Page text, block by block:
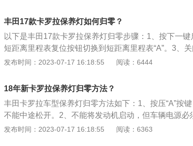
示“000000”为止，这时保养灯就可以完成复位。
丰田17款卡罗拉保养灯如何归零？
以下是丰田17款卡罗拉保养灯归零步骤：1、按下一
短距离里程表复位按钮切换到短距离里程表“A”。3、
离里程表复位按钮时，将发动机开关切换至“ON”模式
1、卡罗拉（Corolla），曾用译名“花冠”，是丰田汽车
是米其林轮胎215/45-R17轮胎、TRD-Sportivo高性能
动型轮毂、强化离合器、高性能刹车片则保证其拥有
全新COROLLA，由采用了“全新开发的平台、发动机
计”的第10代“COROLLA卡罗拉”和现行COROLLA花冠
发布时间：2023-07-17 16:18:55 阅读：6444
18年新卡罗拉保养灯归零方法？
丰田卡罗拉车型保养灯归零方法如下：1、按压“A”按
不能中途松开。2、不能将发动机启动，但车辆电源
闪烁或者整个显示屏闪烁。4、继续保持按压“A”按键，
发布时间：2023-07-17 16:18:55 阅读：6363